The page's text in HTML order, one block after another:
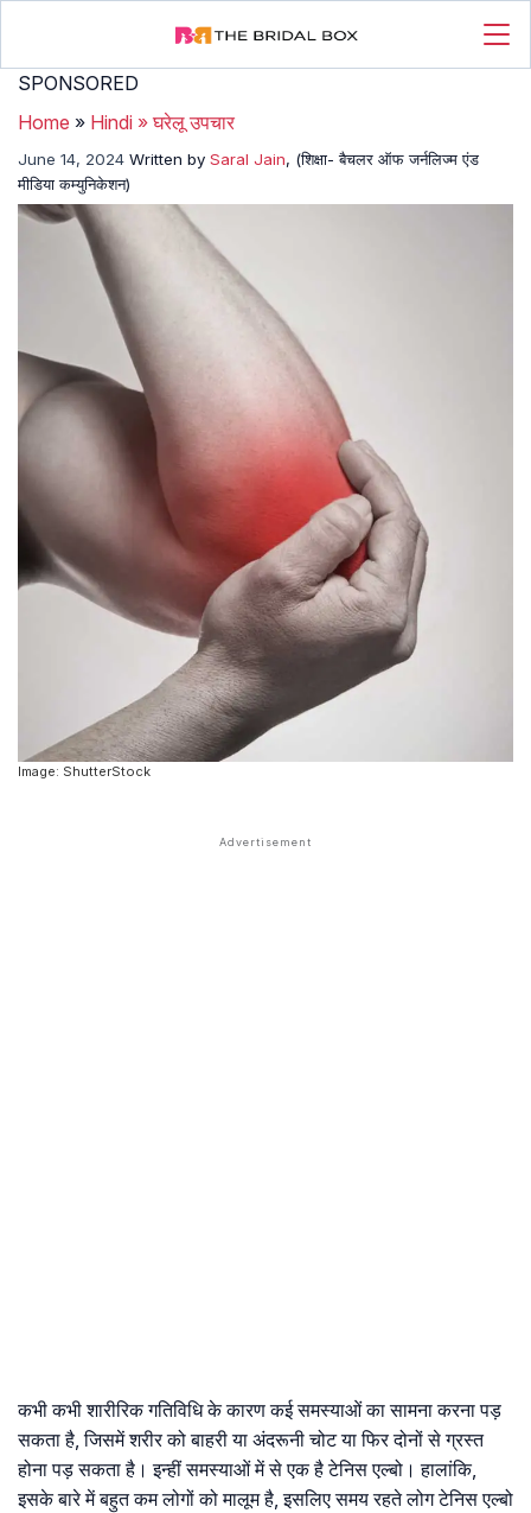
SPONSORED
Home » Hindi »घरेलू उपचार
June 14, 2024 Written by Saral Jain, (शिक्षा- बैचलर ऑफ जर्नलिज्म एंड
मीडिया कम्युनिकेशन)
Image: ShutterStock
कभी कभी शारीरिक गतिविधि के कारण कई समस्याओं का सामना करना पड़
सकता है, जिसमें शरीर को बाहरी या अंदरूनी चोट या फिर दोनों से ग्रस्त
होना पड़ सकता है। इन्हीं समस्याओं में से एक है टेनिस एल्बो। हालांकि,
इसके बारे में बहुत कम लोगों को मालूम है, इसलिए समय रहते लोग टेनिस एल्बो